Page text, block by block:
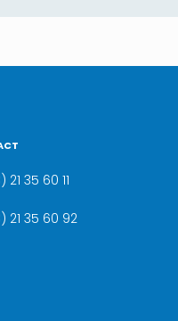
21 35 60 11
21 35 60 92